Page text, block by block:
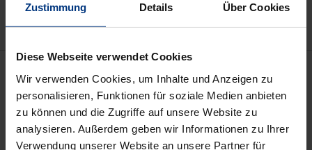
Zustimmung Details Über Cookies
Diese Webseite verwendet Cookies
Wir verwenden Cookies, um Inhalte und Anzeigen zu
personalisieren, Funktionen für soziale Medien anbieten
zu können und die Zugriffe auf unsere Website zu
analysieren. Außerdem geben wir Informationen zu Ihrer
Verwendung unserer Website an unsere Partner für
Die in diesem Buch behandelten Texte sind
markante Dokumente umwälzender Metaphysik. Sie